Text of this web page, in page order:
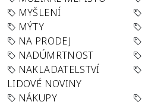
MYŠLENÍ
MÝTY
NA PRODEJ
NADÚMRTNOST
NAKLADATELSTVÍ
LIDOVÉ NOVINY
NÁKUPY